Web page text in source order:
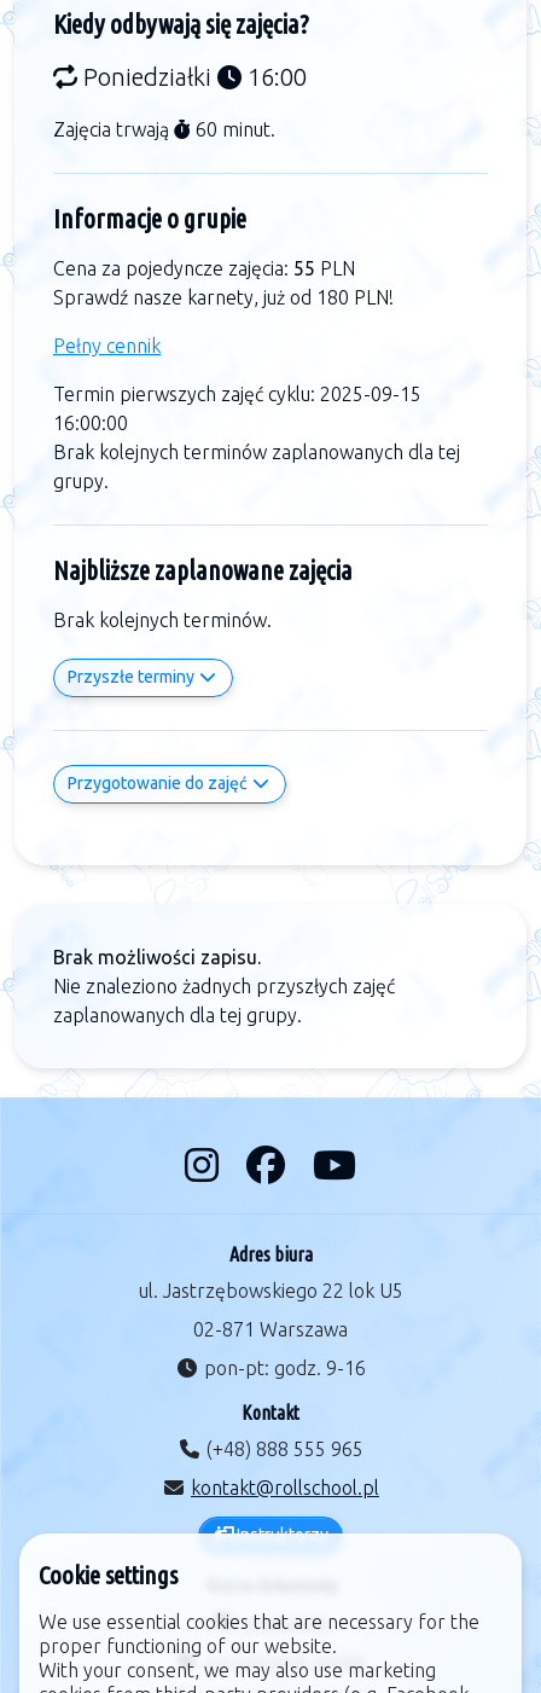
Kiedy odbywają się zajęcia?
Poniedziałki 16:00
Zajęcia trwają 60 minut.
Informacje o grupie
Cena za pojedyncze zajęcia: 55 PLN
Sprawdź nasze karnety, już od 180 PLN!
Pełny cennik
Termin pierwszych zajęć cyklu: 2025-09-15
16:00:00
Brak kolejnych terminów zaplanowanych dla tej
grupy.
Najbliższe zaplanowane zajęcia
Brak kolejnych terminów.
Przyszłe terminy
Przygotowanie do zajęć
Brak możliwości zapisu.
Nie znaleziono żadnych przyszłych zajęć
zaplanowanych dla tej grupy.
Adres biura
ul. Jastrzębowskiego 22 lok U5
02-871 Warszawa
pon-pt: godz. 9-16
Kontakt
(+48) 888 555 965
kontakt@rollschool.pl
Instruktorzy
regulamin
zarządzanie cookie
Cookie settings
We use essential cookies that are necessary for the
proper functioning of our website.
With your consent, we may also use marketing